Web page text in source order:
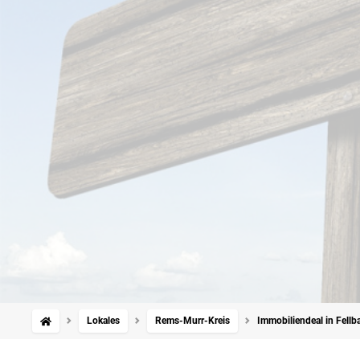
Lokales Rems-Murr-Kreis Immobiliendeal in